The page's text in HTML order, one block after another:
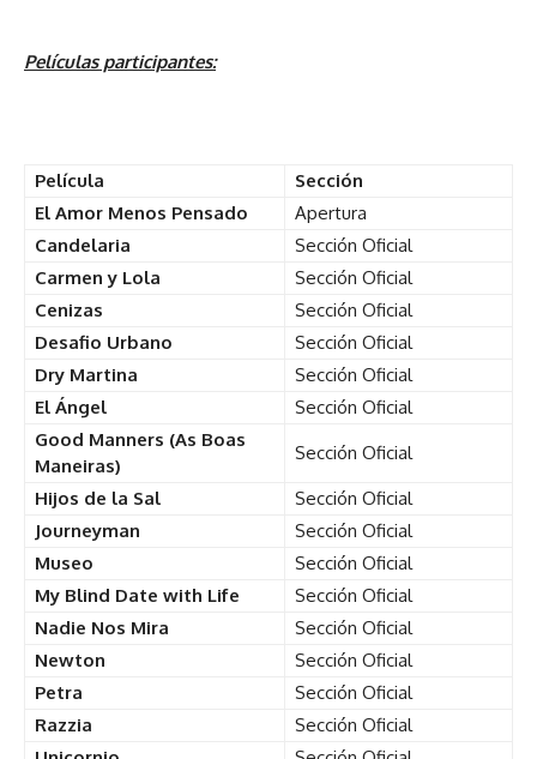
Películas participantes:
Película
Sección
El Amor Menos Pensado
Apertura
Candelaria
Sección Oficial
Carmen y Lola
Sección Oficial
Cenizas
Sección Oficial
Desafio Urbano
Sección Oficial
Dry Martina
Sección Oficial
El Ángel
Sección Oficial
Good Manners (As Boas
Maneiras)
Sección Oficial
Hijos de la Sal
Sección Oficial
Journeyman
Sección Oficial
Museo
Sección Oficial
My Blind Date with Life
Sección Oficial
Nadie Nos Mira
Sección Oficial
Newton
Sección Oficial
Petra
Sección Oficial
Razzia
Sección Oficial